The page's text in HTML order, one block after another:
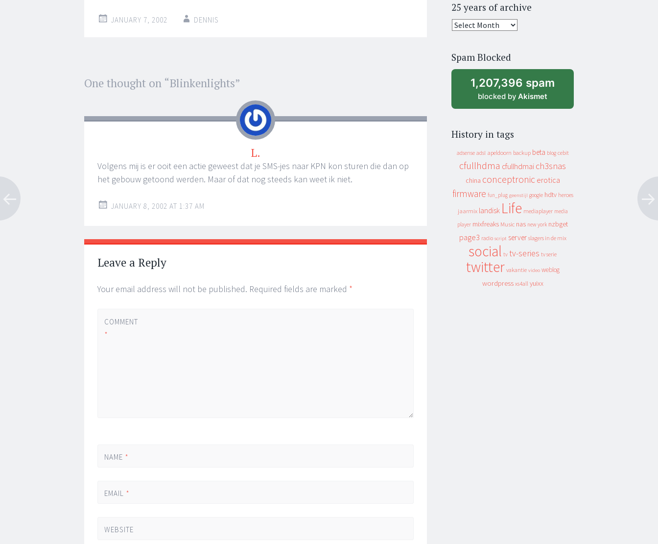
JANUARY 7, 2002 DENNIS
Post
navigation
←
→
One thought on “Blinkenlights”
L.
Volgens mij is er ooit een actie geweest dat je SMS-jes naar KPN kon sturen die dan op
het gebouw getoond werden. Maar of dat nog steeds kan weet ik niet.
JANUARY 8, 2002 AT 1:37 AM
Leave a Reply
Your email address will not be published. Required fields are marked *
COMMENT
*
NAME *
EMAIL *
WEBSITE
25 years of archive
25
archive
Spam Blocked
1,207,396 spam
blocked by Akismet
History in tags
adsense adsl apeldoorn backup beta blog cebit
cfullhdma cfullhdmai ch3snas
china conceptronic erotica
firmware fun_plug geenstijl google hdtv heroes
jaarmix landisk Life mediaplayer media
player mixfreaks Music nas new york nzbget
page3 radio script server slagers in de mix
social tv tv-series tv serie
twitter vakantie video weblog
wordpress xs4all yuixx